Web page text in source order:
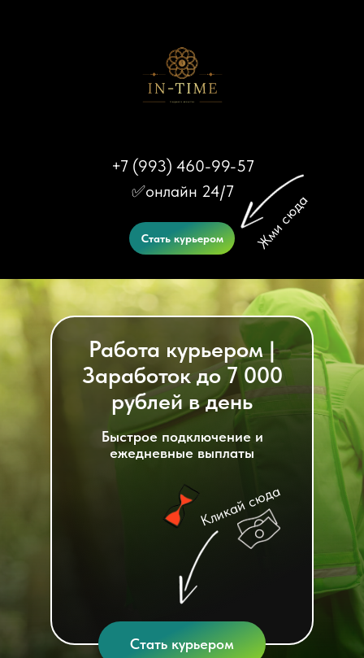
Стать курьером
+7 (993) 460-99-57
✅онлайн 24/7
Жми сюда
Работа курьером |
Заработок до 7 000
рублей в день
Быстрое подключение и
ежедневные выплаты
Стать курьером
Кликай сюда